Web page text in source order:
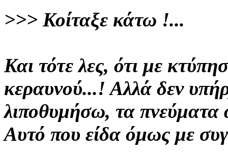
>>> Κοίταξε κάτω !...
Και τότε λες, ότι με
κεραυνού...! Αλλά δεν
λιποθυμήσω, τα πνεύματα
Αυτό που είδα όμως με